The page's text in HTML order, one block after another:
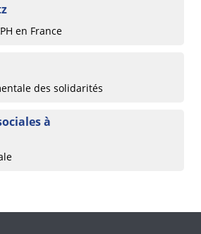
en France
des solidarités
à